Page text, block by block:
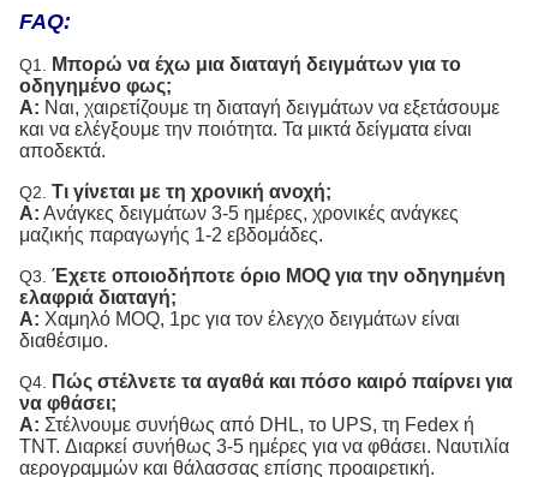
FAQ:
Q1.
Μπορώ να έχω μια διαταγή δειγμάτων για το
οδηγημένο φως;
Α: Ναι, χαιρετίζουμε τη διαταγή δειγμάτων να εξετάσουμε
και να ελέγξουμε την ποιότητα. Τα μικτά δείγματα είναι
αποδεκτά.
Q2. Τι γίνεται με τη χρονική ανοχή;
Α: Ανάγκες δειγμάτων 3-5 ημέρες, χρονικές ανάγκες
μαζικής παραγωγής 1-2 εβδομάδες.
Q3. Έχετε οποιοδήποτε όριο MOQ για την οδηγημένη
ελαφριά διαταγή;
Α: Χαμηλό MOQ, 1pc για τον έλεγχο δειγμάτων είναι
διαθέσιμο.
Q4.
Πώς στέλνετε τα αγαθά και πόσο καιρό παίρνει για
να φθάσει;
Α: Στέλνουμε συνήθως από DHL, το UPS, τη Fedex ή
TNT. Διαρκεί συνήθως 3-5 ημέρες για να φθάσει. Ναυτιλία
αερογραμμών και θάλασσας επίσης προαιρετική.